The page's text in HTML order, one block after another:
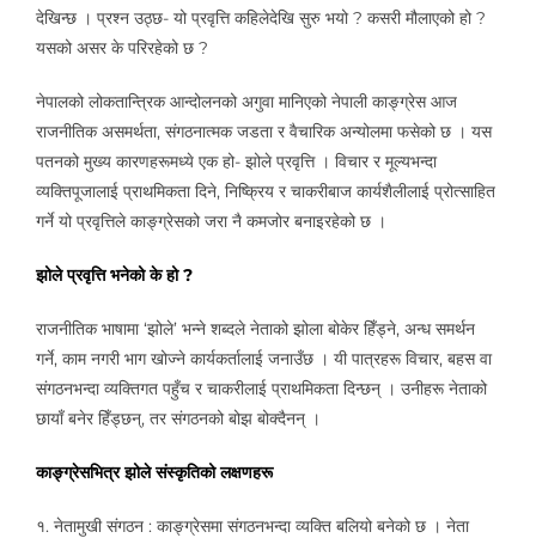
देखिन्छ । प्रश्न उठ्छ- यो प्रवृत्ति कहिलेदेखि सुरु भयो ? कसरी मौलाएको हो ?
यसको असर के परिरहेको छ ?
नेपालको लोकतान्त्रिक आन्दोलनको अगुवा मानिएको नेपाली काङ्ग्रेस आज
राजनीतिक असमर्थता, संगठनात्मक जडता र वैचारिक अन्योलमा फसेको छ । यस
पतनको मुख्य कारणहरूमध्ये एक हो- झोले प्रवृत्ति । विचार र मूल्यभन्दा
व्यक्तिपूजालाई प्राथमिकता दिने, निष्क्रिय र चाकरीबाज कार्यशैलीलाई प्रोत्साहित
गर्ने यो प्रवृत्तिले काङ्ग्रेसको जरा नै कमजोर बनाइरहेको छ ।
झोले प्रवृत्ति भनेको के हो ?
राजनीतिक भाषामा ‘झोले’ भन्ने शब्दले नेताको झोला बोकेर हिँड्ने, अन्ध समर्थन
गर्ने, काम नगरी भाग खोज्ने कार्यकर्तालाई जनाउँछ । यी पात्रहरू विचार, बहस वा
संगठनभन्दा व्यक्तिगत पहुँच र चाकरीलाई प्राथमिकता दिन्छन् । उनीहरू नेताको
छायाँ बनेर हिँड्छन्, तर संगठनको बोझ बोक्दैनन् ।
काङ्ग्रेसभित्र झोले संस्कृतिको लक्षणहरू
१. नेतामुखी संगठन : काङ्ग्रेसमा संगठनभन्दा व्यक्ति बलियो बनेको छ । नेता